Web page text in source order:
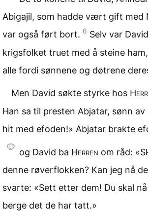
Abigajil, som hadde vært gift med
var også ført bort. 6 Selv var
krigsfolket truet med å steine
alle fordi sønnene og døtrene
Men David søkte styrke hos
Han sa til presten Abjatar, sønn av
hit med efoden!» Abjatar brakte
og David ba Herren om råd:
denne røverflokken? Kan jeg nå
svarte: «Sett etter dem! Du skal
berge det de har tatt.»